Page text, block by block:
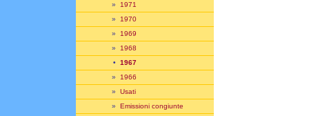
» 1971
» 1970
» 1969
» 1968
• 1967
» 1966
» Usati
» Emissioni congiunte